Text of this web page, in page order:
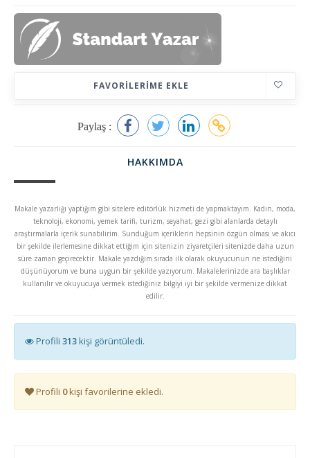
FAVORILERIME EKLE
Paylaş :
HAKKIMDA
Makale yazarlığı yaptığım gibi sitelere editörlük hizmeti de yapmaktayım. Kadın, moda,
teknoloji, ekonomi, yemek tarifi, turizm, seyahat, gezi gibi alanlarda detaylı
araştırmalarla içerik sunabilirim. Sunduğum içeriklerin hepsinin özgün olması ve akıcı
bir şekilde ilerlemesine dikkat ettiğim için sitenizin ziyaretçileri sitenizde daha uzun
süre zaman geçirecektir. Makale yazdığım sırada ilk olarak okuyucunun ne istediğini
düşünüyorum ve buna uygun bir şekilde yazıyorum. Makalelerinizde ara başlıklar
kullanılır ve okuyucuya vermek istediğiniz bilgiyi iyi bir şekilde vermenize dikkat
edilir.
Profili 313kişi görüntüledi.
Profili 0kişi favorilerine ekledi.